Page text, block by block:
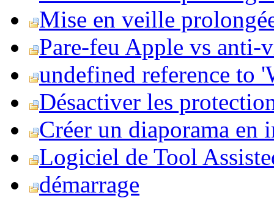
Mise en veille
Pare-feu Apple vs anti-
undefined reference to
Désactiver les
Créer un diaporama en
Logiciel de Tool
démarrage